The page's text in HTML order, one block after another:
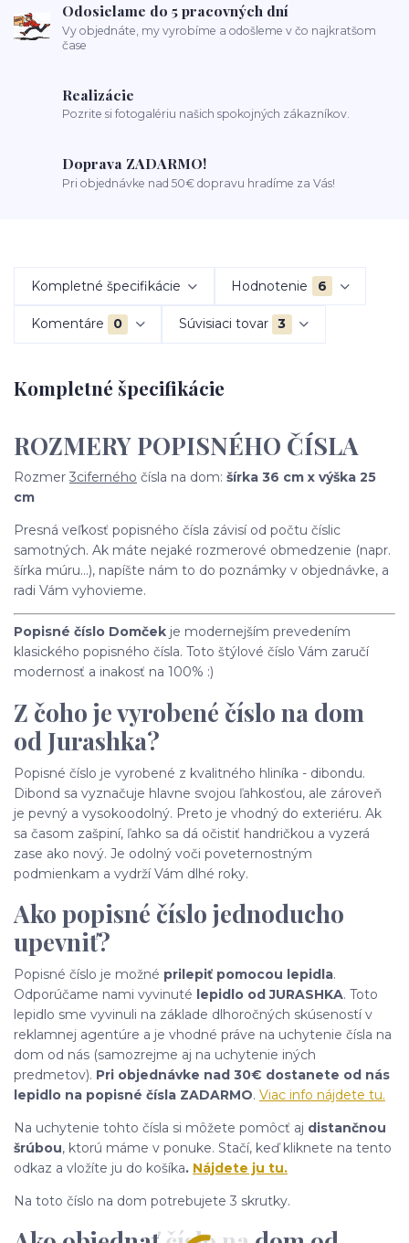
Odosielame do 5 pracovných dní
Vy objednáte, my vyrobíme a odošleme v čo najkratšom
čase
Realizácie
Pozrite si fotogalériu našich spokojných zákazníkov.
Doprava ZADARMO!
Pri objednávke nad 50€ dopravu hradíme za Vás!
Kompletné špecifikácie Hodnotenie 6
Komentáre 0 Súvisiaci tovar 3
Kompletné špecifikácie
ROZMERY POPISNÉHO ČÍSLA
Rozmer 3ciferného čísla na dom: šírka 36 cm x výška 25
cm
Presná veľkosť popisného čísla závisí od počtu číslic
samotných. Ak máte nejaké rozmerové obmedzenie (napr.
šírka múru...), napíšte nám to do poznámky v objednávke, a
radi Vám vyhovieme.
Popisné číslo Domček je modernejším prevedením
klasického popisného čísla. Toto štýlové číslo Vám zaručí
modernosť a inakosť na 100% :)
Z čoho je vyrobené číslo na dom
od Jurashka?
Popisné číslo je vyrobené z kvalitného hliníka - dibondu.
Dibond sa vyznačuje hlavne svojou ľahkosťou, ale zároveň
je pevný a vysokoodolný. Preto je vhodný do exteriéru. Ak
sa časom zašpiní, ľahko sa dá očistiť handričkou a vyzerá
zase ako nový. Je odolný voči poveternostným
podmienkam a vydrží Vám dlhé roky.
Ako popisné číslo jednoducho
upevniť?
Popisné číslo je možné prilepiť pomocou lepidla.
Odporúčame nami vyvinuté lepidlo od JURASHKA. Toto
lepidlo sme vyvinuli na základe dlhoročných skúseností v
reklamnej agentúre a je vhodné práve na uchytenie čísla na
dom od nás (samozrejme aj na uchytenie iných
predmetov). Pri objednávke nad 30€ dostanete od nás
lepidlo na popisné čísla ZADARMO. Viac info nájdete tu.
Na uchytenie tohto čísla si môžete pomôcť aj distančnou
šrúbou, ktorú máme v ponuke. Stačí, keď kliknete na tento
odkaz a vložíte ju do košíka. Nájdete ju tu.
Na toto číslo na dom potrebujete 3 skrutky.